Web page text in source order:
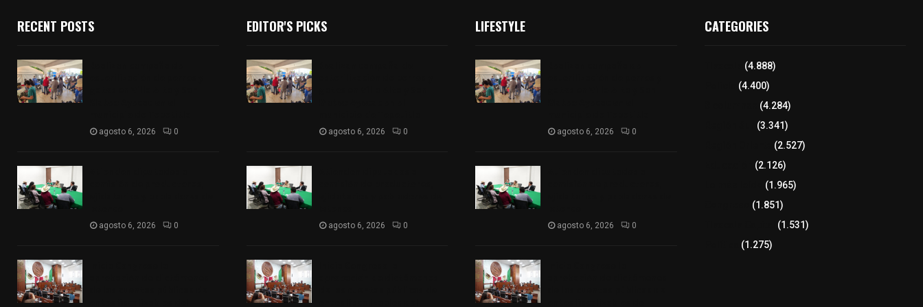
RECENT POSTS
agosto 6, 2026 0
agosto 6, 2026 0
EDITOR'S PICKS
agosto 6, 2026 0
agosto 6, 2026 0
LIFESTYLE
agosto 6, 2026 0
agosto 6, 2026 0
CATEGORIES
(4.888)
(4.400)
(4.284)
(3.341)
(2.527)
(2.126)
(1.965)
(1.851)
(1.531)
(1.275)